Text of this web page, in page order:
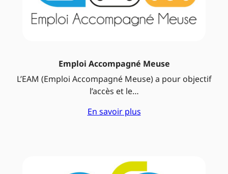
Emploi Accompagné Meuse
L’EAM (Emploi Accompagné Meuse) a pour objectif
l’accès et le…
En savoir plus